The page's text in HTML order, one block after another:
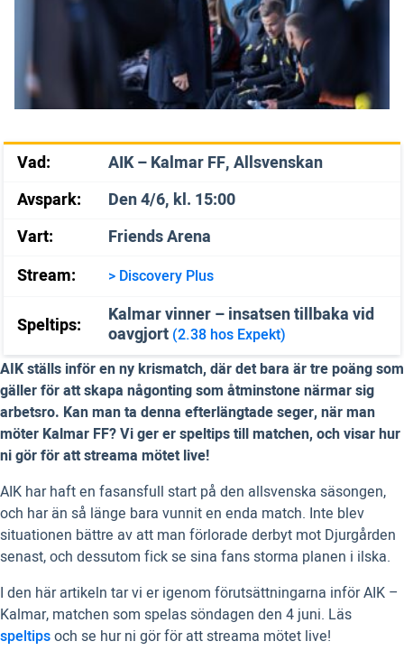
Vad:
AIK – Kalmar FF, Allsvenskan
Avspark:
Den 4/6, kl. 15:00
Vart:
Friends Arena
Stream:
> Discovery Plus
Speltips:
Kalmar vinner – insatsen tillbaka vid
oavgjort (2.38 hos Expekt)
AIK ställs inför en ny krismatch, där det bara är tre poäng som
gäller för att skapa någonting som åtminstone närmar sig
arbetsro. Kan man ta denna efterlängtade seger, när man
möter Kalmar FF? Vi ger er speltips till matchen, och visar hur
ni gör för att streama mötet live!
AIK har haft en fasansfull start på den allsvenska säsongen,
och har än så länge bara vunnit en enda match. Inte blev
situationen bättre av att man förlorade derbyt mot Djurgården
senast, och dessutom fick se sina fans storma planen i ilska.
I den här artikeln tar vi er igenom förutsättningarna inför AIK –
Kalmar, matchen som spelas söndagen den 4 juni. Läs
speltipsoch se hur ni gör för att streama mötet live!